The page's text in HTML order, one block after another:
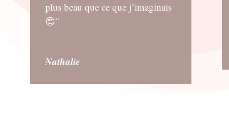
plus beau que ce que j’imaginais
😍”
Nathalie